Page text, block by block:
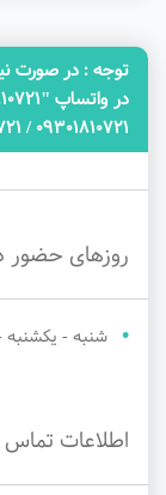
توجه‌ : در صورت
09301810721 / 09178810721
روزهای حضور
شنبه -
اطلاعات تماس